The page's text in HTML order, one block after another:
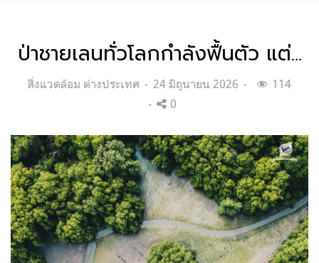
ป่าชายเลนทั่วโลกกำลังฟื้นตัว แต่…
Categories:
สิ่งแวดล้อม ต่างประเทศ
Posted
on
24 มิถุนายน 2026
114
0